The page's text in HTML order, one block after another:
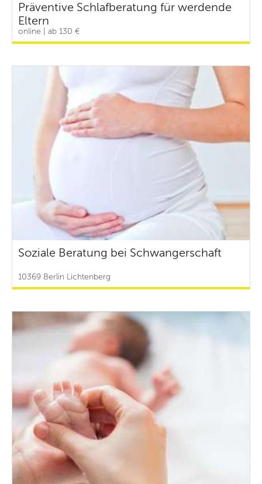
Präventive Schlafberatung für werdende
Eltern
online | ab 130 €
Soziale Beratung bei Schwangerschaft
10369 Berlin Lichtenberg